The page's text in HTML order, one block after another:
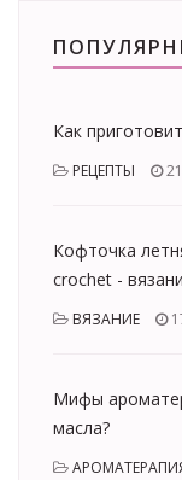
Как
РЕЦЕПТЫ
Кофточка
crochet -
ВЯЗАНИЕ
Мифы
масла?